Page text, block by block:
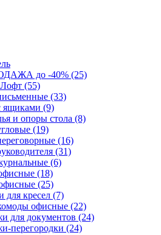
до -40% (25)
(55)
(33)
ящиками (9)
и опоры стола (8)
(19)
(16)
(31)
(6)
(18)
(25)
для кресел (7)
офисные (22)
для документов (24)
перегородки (24)